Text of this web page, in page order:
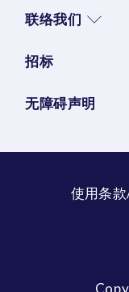
联络我们
招标
无障碍声明
使用条